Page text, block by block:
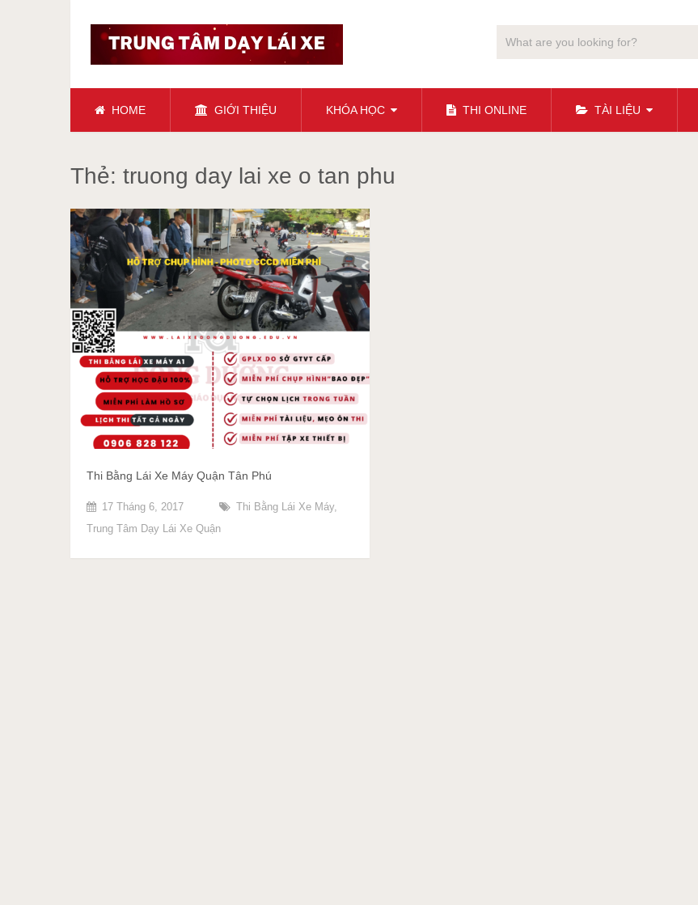
HOME GIỚI THIỆU KHÓA HỌC THI ONLINE TÀI LIỆU
Thẻ: truong day lai xe o tan phu
Thi Bằng Lái Xe Máy Quận Tân Phú
17 Tháng 6, 2017 Thi Bằng Lái Xe Máy,
Trung Tâm Dạy Lái Xe Quận